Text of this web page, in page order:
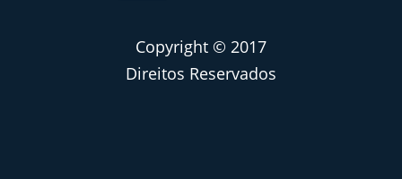
Copyright © 2017
Direitos Reservados